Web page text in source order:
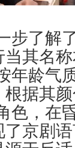
步了解
当其名
年龄气
根据其
色，在
了京剧